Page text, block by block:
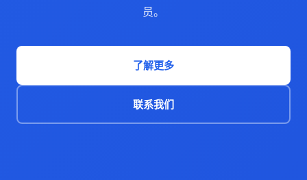
员。
了解更多
联系我们